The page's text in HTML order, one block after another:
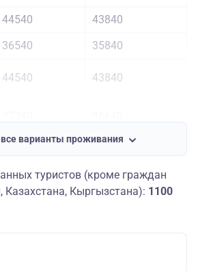
44540
43840
36540
35840
44540 43840
36540 35840
варианты проживания
туристов (кроме граждан
Казахстана, Кыргызстана): 1100